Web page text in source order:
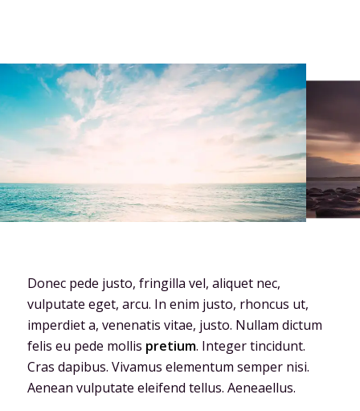
Donec pede justo, fringilla vel, aliquet nec,
vulputate eget, arcu. In enim justo, rhoncus ut,
imperdiet a, venenatis vitae, justo. Nullam dictum
felis eu pede mollis pretium. Integer tincidunt.
Cras dapibus. Vivamus elementum semper nisi.
Aenean vulputate eleifend tellus. Aeneaellus.